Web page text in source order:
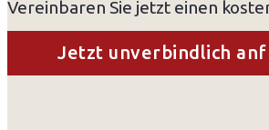
Vereinbaren Sie jetzt einen
Jetzt unverbindlich